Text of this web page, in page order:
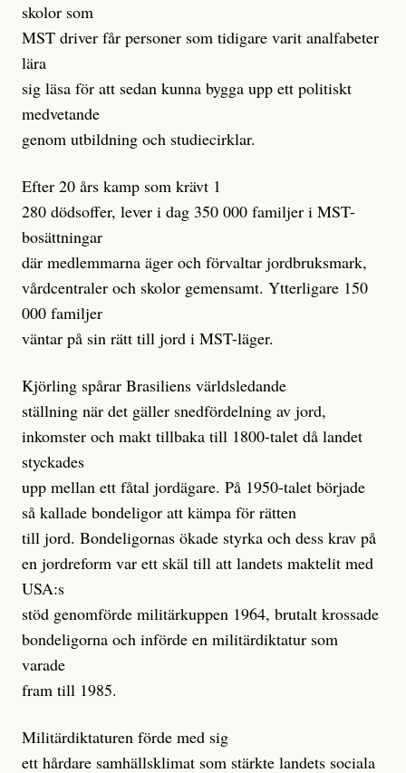
skolor som
MST driver får personer som tidigare varit analfabeter
lära
sig läsa för att sedan kunna bygga upp ett politiskt
medvetande
genom utbildning och studiecirklar.
Efter 20 års kamp som krävt 1
280 dödsoffer, lever i dag 350 000 familjer i MST-
bosättningar
där medlemmarna äger och förvaltar jordbruksmark,
vårdcentraler och skolor gemensamt. Ytterligare 150
000 familjer
väntar på sin rätt till jord i MST-läger.
Kjörling spårar Brasiliens världsledande
ställning när det gäller snedfördelning av jord,
inkomster och makt tillbaka till 1800-talet då landet
styckades
upp mellan ett fåtal jordägare. På 1950-talet började
så kallade bondeligor att kämpa för rätten
till jord. Bondeligornas ökade styrka och dess krav på
en jordreform var ett skäl till att landets maktelit med
USA:s
stöd genomförde militärkuppen 1964, brutalt krossade
bondeligorna och införde en militärdiktatur som
varade
fram till 1985.
Militärdiktaturen förde med sig
ett hårdare samhällsklimat som stärkte landets sociala